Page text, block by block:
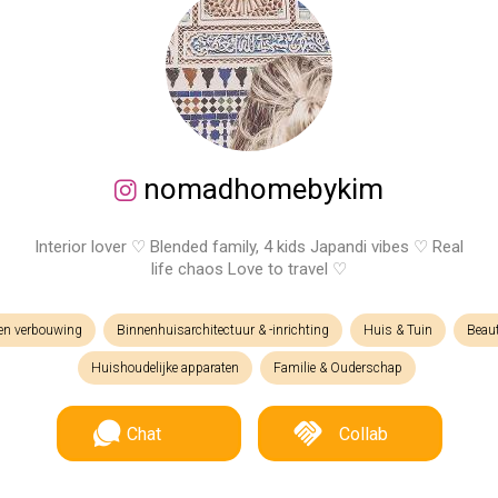
nomadhomebykim
Interior lover ♡ Blended family, 4 kids Japandi vibes ♡ Real
life chaos Love to travel ♡
verbouwing Binnenhuisarchitectuur & -inrichting Huis & Tuin
Huishoudelijke apparaten Familie & Ouderschap
Chat Collab